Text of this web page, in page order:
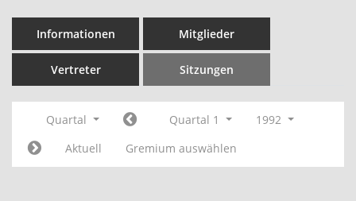
Informationen Mitglieder
Vertreter Sitzungen
Quartal Quartal 1
1992
Aktuell
Gremium auswählen